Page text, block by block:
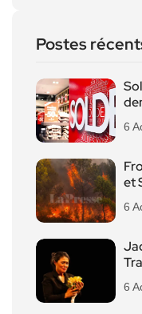
Postes
6
et
6
6